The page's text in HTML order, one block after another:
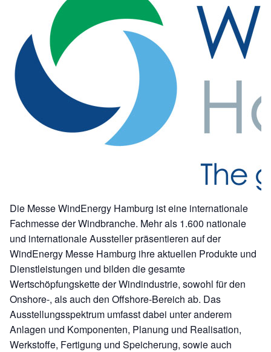
Die Messe WindEnergy Hamburg ist eine internationale
Fachmesse der Windbranche. Mehr als 1.600 nationale
und internationale Aussteller präsentieren auf der
WindEnergy Messe Hamburg ihre aktuellen Produkte und
Dienstleistungen und bilden die gesamte
Wertschöpfungskette der Windindustrie, sowohl für den
Onshore-, als auch den Offshore-Bereich ab. Das
Ausstellungsspektrum umfasst dabei unter anderem
Anlagen und Komponenten, Planung und Realisation,
Werkstoffe, Fertigung und Speicherung, sowie auch